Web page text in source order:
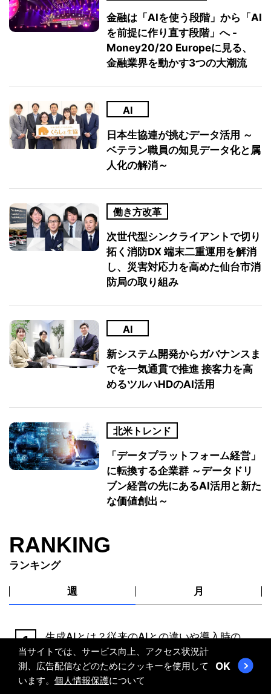
金融は「AIを使う段階」から「AI
を前提に作り直す段階」へ -
Money20/20 Europeに見る、
金融業界を動かす3つの大潮流
AI
日本生協連が挑むデータ活用 ～
ベテラン職員の知見データ化と属
人化の解消～
働き方改革
次世代型シンクライアントで切り
拓く消防DX 端末二重運用を解消
し、災害対応力を高めた仙台市消
防局の取り組み
AI
新システム開発からガバナンスま
でを一気通貫で推進 接客力を高
めるツルハHDのAI活用
北米トレンド
「データプラットフォーム経営」
に転換する企業群 ～データドリ
ブン経営の先にあるAI活用と新た
な価値創出～
RANKING
ランキング
週 月
生成AIとは？従来のAIとの違いや導入時の
注意点を解説
DX（デジタルトランスフォーメーション）
当サイトでは、サービス向上、アクセス状況計
測、広告配信などのためにクッキーを使用して
います。 個人情報保護について
OK